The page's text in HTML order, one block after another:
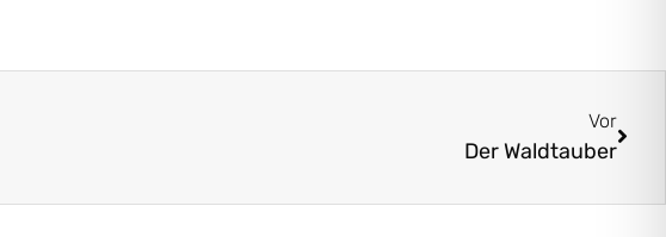
Vor
Der Waldtauber